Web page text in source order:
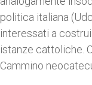
politica italiana
interessati a
istanze cattoliche.
Cammino